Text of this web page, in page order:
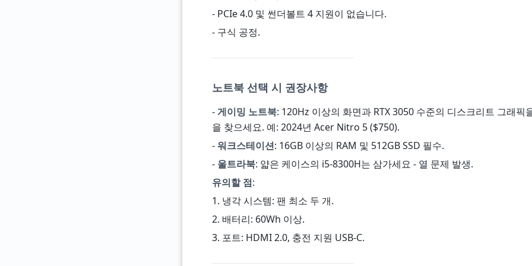
- PCIe 4.0 및 썬더볼트 4 지원이 없습니다.
- 구식 공정.
노트북 선택 시 권장사항
-게이밍 노트북: 120Hz 이상의 화면과 RTX 3050 수준의 디스크리트 그래픽
을 찾으세요. 예: 2024년 Acer Nitro 5 ($750).
-워크스테이션: 16GB 이상의 RAM 및 512GB SSD 필수.
- 울트라북: 얇은 케이스의 i5-8300H는 삼가세요 - 열 문제 발생.
유의할 점:
1. 냉각 시스템: 팬 최소 두 개.
2. 배터리: 60Wh 이상.
3. 포트: HDMI 2.0, 충전 지원 USB-C.